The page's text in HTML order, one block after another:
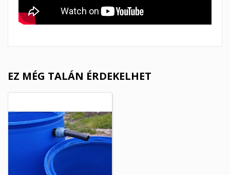
EZ MÉG TALÁN ÉRDEKELHET